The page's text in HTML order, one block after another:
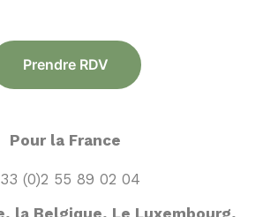
Prendre RDV
Pour la France
(0)2 55 89 02 04
la Belgique, Le Luxembourg,